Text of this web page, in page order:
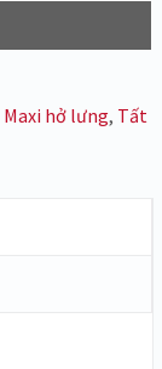
Maxi hở lưng, Tất